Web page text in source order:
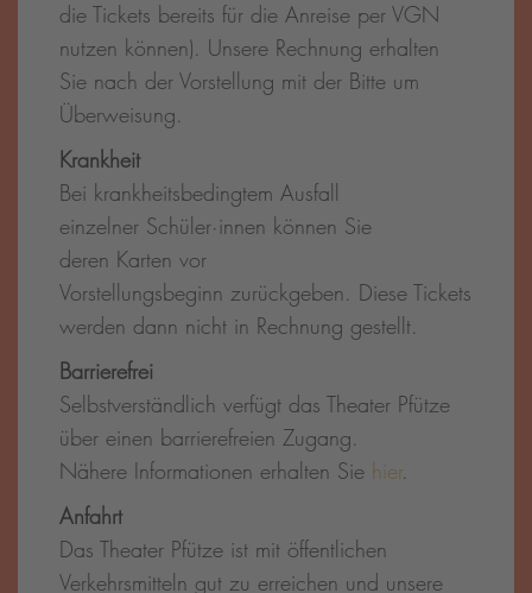
die Tickets bereits für die Anreise per VGN
nutzen können). Unsere Rechnung erhalten
Sie nach der Vorstellung mit der Bitte um
Überweisung.
Krankheit
Bei krankheitsbedingtem Ausfall
einzelner Schüler·innen können Sie
deren Karten vor
Vorstellungsbeginn zurückgeben. Diese Tickets
werden dann nicht in Rechnung gestellt.
Barrierefrei
Selbstverständlich verfügt das Theater Pfütze
über einen barrierefreien Zugang.
Nähere Informationen erhalten Sie hier.
Anfahrt
Das Theater Pfütze ist mit öffentlichen
Verkehrsmitteln gut zu erreichen und unsere